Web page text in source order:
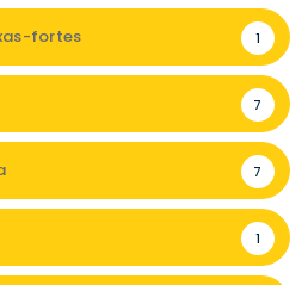
fortes 1
7
7
1